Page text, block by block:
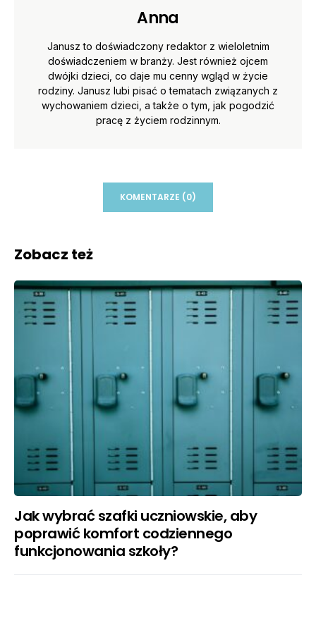
Anna
Janusz to doświadczony redaktor z wieloletnim
doświadczeniem w branży. Jest również ojcem
dwójki dzieci, co daje mu cenny wgląd w życie
rodziny. Janusz lubi pisać o tematach związanych z
wychowaniem dzieci, a także o tym, jak pogodzić
pracę z życiem rodzinnym.
KOMENTARZE (0)
Zobacz też
Jak wybrać szafki uczniowskie, aby
poprawić komfort codziennego
funkcjonowania szkoły?